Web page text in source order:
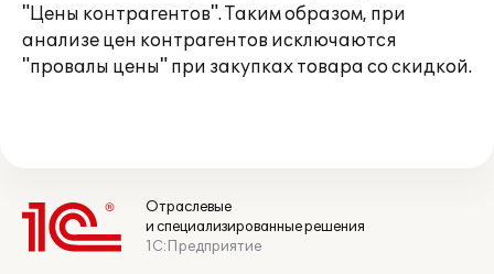
"Цены контрагентов". Таким образом, при
анализе цен контрагентов исключаются
"провалы цены" при закупках товара со скидкой.
Отраслевые
и специализированные решения
1С:Предприятие